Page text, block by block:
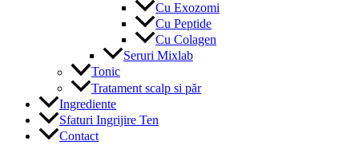
Cu Exozomi
Cu Peptide
Cu Colagen
Seruri Mixlab
Tonic
Tratament scalp si păr
Ingrediente
Sfaturi Ingrijire Ten
Contact